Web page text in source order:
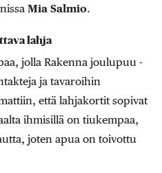
Mia Salmio.
lahja
jolla Rakenna joulupuu -
ja tavaroihin
että lahjakortit sopivat
ihmisillä on tiukempaa,
joten apua on toivottu